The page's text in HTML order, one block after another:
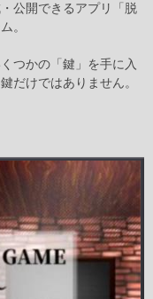
公開できるアプリ「脱
。
つかの「鍵」を手に入
だけではありません。